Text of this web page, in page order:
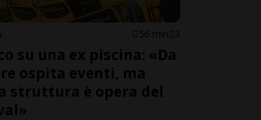
56 min 3
su una ex piscina: «Da
ospita eventi, ma
struttura è opera del